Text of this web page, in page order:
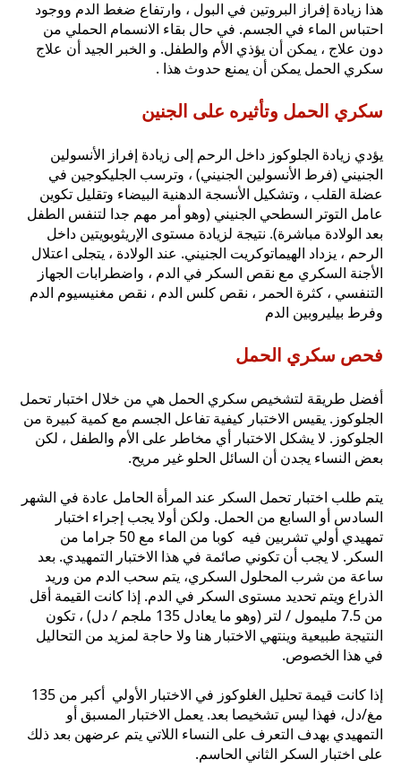
هذا زيادة إفراز البروتين في البول ، وارتفاع ضغط الدم ووجود
احتباس الماء في الجسم. في حال بقاء الانسمام الحملي من
دون علاج ، يمكن أن يؤذي الأم والطفل. و الخبر الجيد أن علاج
سكري الحمل يمكن أن يمنع حدوث هذا .
سكري الحمل وتأثيره على الجنين
يؤدي زيادة الجلوكوز داخل الرحم إلى زيادة إفراز الأنسولين
الجنيني (فرط الأنسولين الجنيني) ، وترسب الجليكوجين في
عضلة القلب ، وتشكيل الأنسجة الدهنية البيضاء وتقليل تكوين
عامل التوتر السطحي الجنيني (وهو أمر مهم جدا لتنفس الطفل
بعد الولادة مباشرة). نتيجة لزيادة مستوى الإريثوبويتين داخل
الرحم ، يزداد الهيماتوكريت الجنيني. عند الولادة ، يتجلى اعتلال
الأجنة السكري مع نقص السكر في الدم ، واضطرابات الجهاز
التنفسي ، كثرة الحمر ، نقص كلس الدم ، نقص مغنيسيوم الدم
وفرط بيليروبين الدم
فحص سكري الحمل
أفضل طريقة لتشخيص سكري الحمل هي من خلال اختبار تحمل
الجلوكوز. يقيس الاختبار كيفية تفاعل الجسم مع كمية كبيرة من
الجلوكوز. لا يشكل الاختبار أي مخاطر على الأم والطفل ، لكن
بعض النساء يجدن أن السائل الحلو غير مريح.
يتم طلب اختبار تحمل السكر عند المرأة الحامل عادة في الشهر
السادس أو السابع من الحمل. ولكن أولا يجب إجراء اختبار
تمهيدي أولي تشربين فيه كوبا من الماء مع 50 جراما من
السكر. لا يجب أن تكوني صائمة في هذا الاختبار التمهيدي. بعد
ساعة من شرب المحلول السكري، يتم سحب الدم من وريد
الذراع ويتم تحديد مستوى السكر في الدم. إذا كانت القيمة أقل
من 7.5 مليمول / لتر (وهو ما يعادل 135 ملجم / دل) ، تكون
النتيجة طبيعية وينتهي الاختبار هنا ولا حاجة لمزيد من التحاليل
في هذا الخصوص.
إذا كانت قيمة تحليل الغلوكوز في الاختبار الأولي أكبر من 135
مغ/دل، فهذا ليس تشخيصا بعد. يعمل الاختبار المسبق أو
التمهيدي بهدف التعرف على النساء اللاتي يتم عرضهن بعد ذلك
على اختبار السكر الثاني الحاسم.